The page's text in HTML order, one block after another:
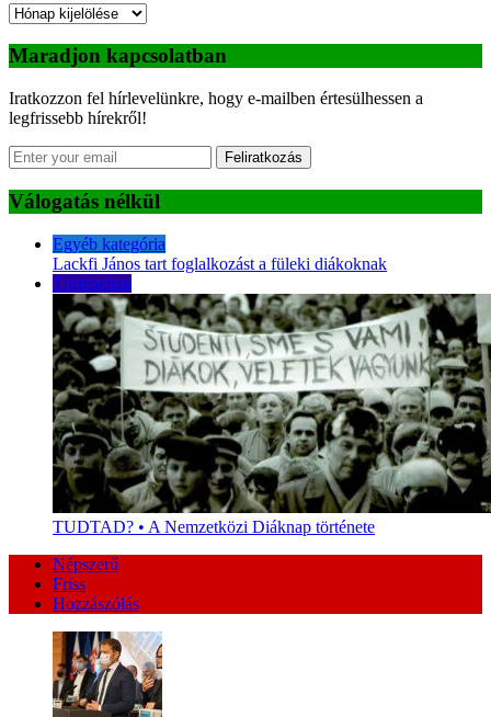
Archívum
Maradjon kapcsolatban
Iratkozzon fel hírlevelünkre, hogy e-mailben értesülhessen a
legfrissebb hírekről!
Feliratkozás
Válogatás nélkül
Egyéb kategória
Lackfi János tart foglalkozást a füleki diákoknak
Történelem
TUDTAD? • A Nemzetközi Diáknap története
Népszerű
Friss
Hozzászólás